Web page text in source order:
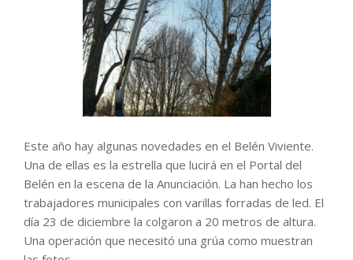
Este año hay algunas novedades en el Belén Viviente.
Una de ellas es la estrella que lucirá en el Portal del
Belén en la escena de la Anunciación. La han hecho los
trabajadores municipales con varillas forradas de led. El
día 23 de diciembre la colgaron a 20 metros de altura.
Una operación que necesitó una grúa como muestran